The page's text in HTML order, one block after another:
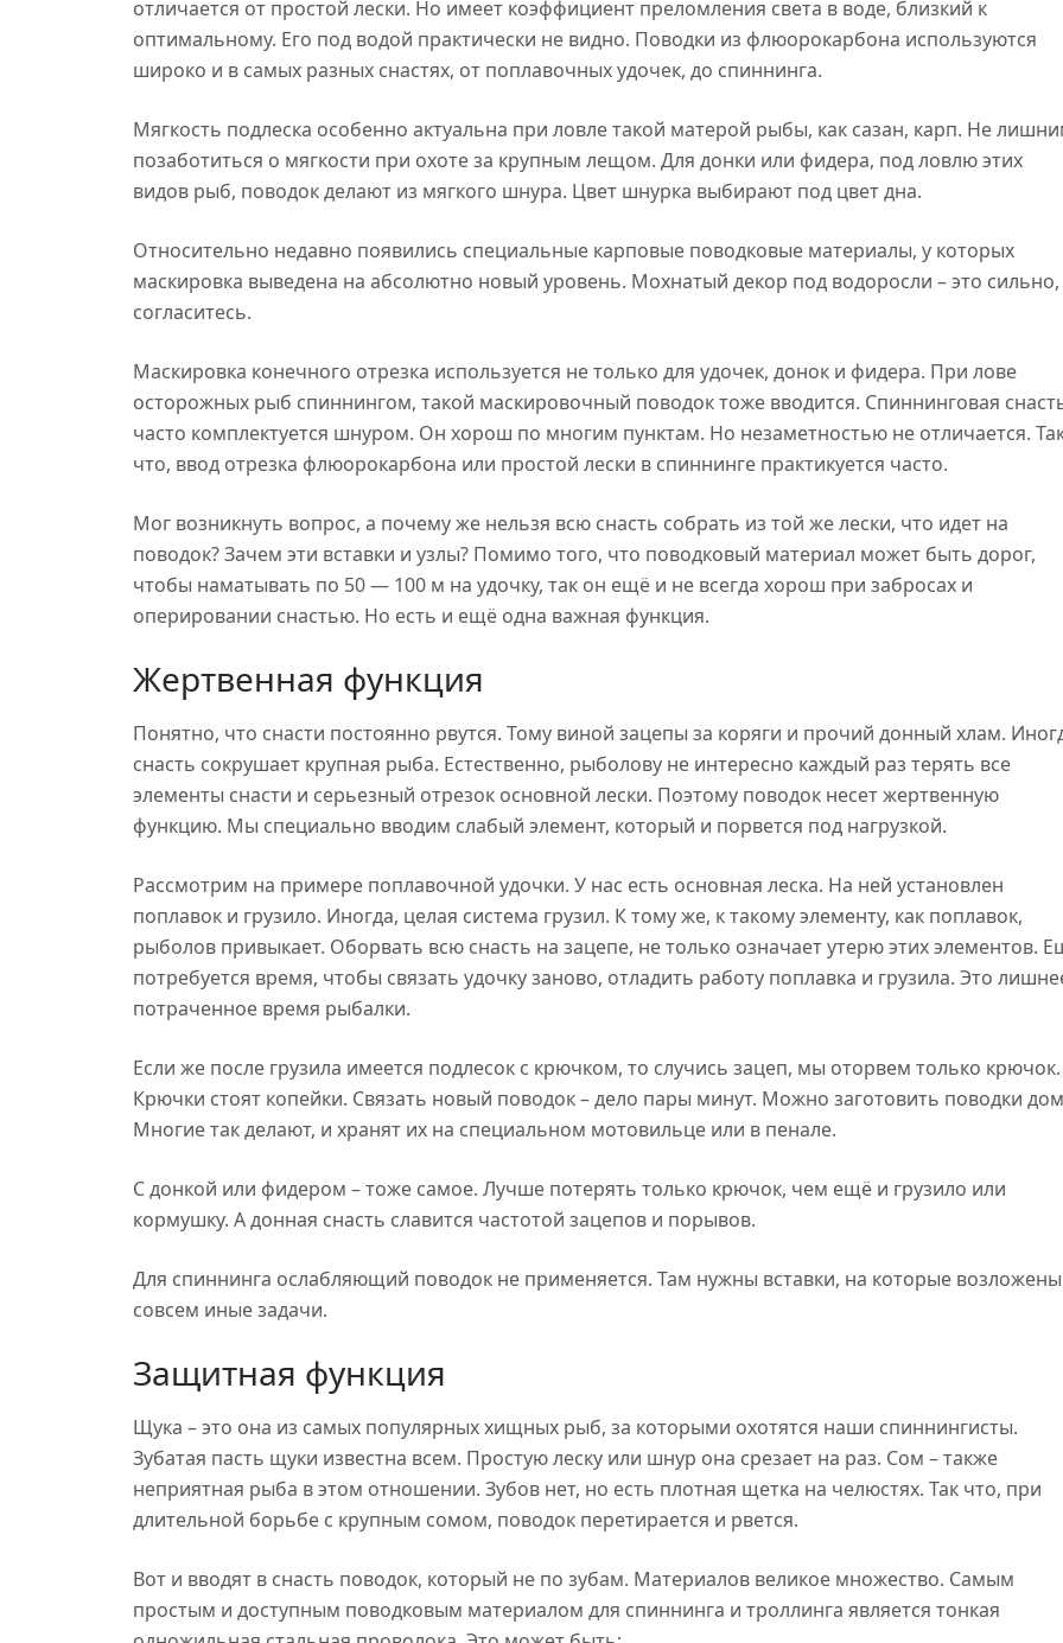
отличается от простой лески. Но имеет коэффициент преломления света в воде, близкий к
оптимальному. Его под водой практически не видно. Поводки из флюорокарбона используются
широко и в самых разных снастях, от поплавочных удочек, до спиннинга.
Мягкость подлеска особенно актуальна при ловле такой матерой рыбы, как сазан, карп. Не
позаботиться о мягкости при охоте за крупным лещом. Для донки или фидера, под ловлю этих
видов рыб, поводок делают из мягкого шнура. Цвет шнурка выбирают под цвет дна.
Относительно недавно появились специальные карповые поводковые материалы, у которых
маскировка выведена на абсолютно новый уровень. Мохнатый декор под водоросли – это сильно,
согласитесь.
Маскировка конечного отрезка используется не только для удочек, донок и фидера. При лове
осторожных рыб спиннингом, такой маскировочный поводок тоже вводится. Спиннинговая
часто комплектуется шнуром. Он хорош по многим пунктам. Но незаметностью не отличается.
что, ввод отрезка флюорокарбона или простой лески в спиннинге практикуется часто.
Мог возникнуть вопрос, а почему же нельзя всю снасть собрать из той же лески, что идет на
поводок? Зачем эти вставки и узлы? Помимо того, что поводковый материал может быть дорог,
чтобы наматывать по 50 — 100 м на удочку, так он ещё и не всегда хорош при забросах и
оперировании снастью. Но есть и ещё одна важная функция.
Жертвенная функция
Понятно, что снасти постоянно рвутся. Тому виной зацепы за коряги и прочий донный хлам.
снасть сокрушает крупная рыба. Естественно, рыболову не интересно каждый раз терять все
элементы снасти и серьезный отрезок основной лески. Поэтому поводок несет жертвенную
функцию. Мы специально вводим слабый элемент, который и порвется под нагрузкой.
Рассмотрим на примере поплавочной удочки. У нас есть основная леска. На ней установлен
поплавок и грузило. Иногда, целая система грузил. К тому же, к такому элементу, как поплавок,
рыболов привыкает. Оборвать всю снасть на зацепе, не только означает утерю этих элементов.
потребуется время, чтобы связать удочку заново, отладить работу поплавка и грузила. Это
потраченное время рыбалки.
Если же после грузила имеется подлесок с крючком, то случись зацеп, мы оторвем только крючок.
Крючки стоят копейки. Связать новый поводок – дело пары минут. Можно заготовить поводки
Многие так делают, и хранят их на специальном мотовильце или в пенале.
С донкой или фидером – тоже самое. Лучше потерять только крючок, чем ещё и грузило или
кормушку. А донная снасть славится частотой зацепов и порывов.
Для спиннинга ослабляющий поводок не применяется. Там нужны вставки, на которые возложены
совсем иные задачи.
Защитная функция
Щука – это она из самых популярных хищных рыб, за которыми охотятся наши спиннингисты.
Зубатая пасть щуки известна всем. Простую леску или шнур она срезает на раз. Сом – также
неприятная рыба в этом отношении. Зубов нет, но есть плотная щетка на челюстях. Так что, при
длительной борьбе с крупным сомом, поводок перетирается и рвется.
Вот и вводят в снасть поводок, который не по зубам. Материалов великое множество. Самым
простым и доступным поводковым материалом для спиннинга и троллинга является тонкая